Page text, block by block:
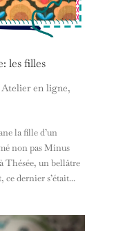
les filles
Atelier en ligne,
la fille d’un
non pas Minus
Thésée, un bellâtre
ce dernier s’était...